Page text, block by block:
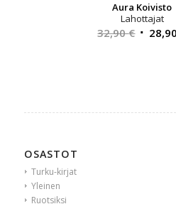
Aura Koivisto
Lahottajat
32,90€ 28,90
OSASTOT
Turku-kirjat
Yleinen
Ruotsiksi